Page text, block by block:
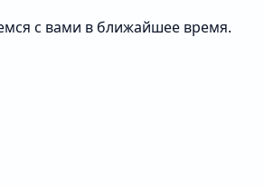
с вами в ближайшее время.